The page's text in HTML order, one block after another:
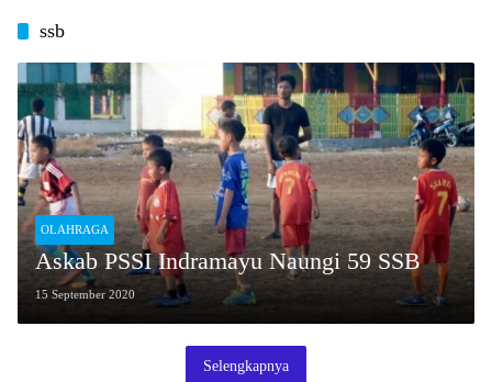
ssb
OLAHRAGA
Askab PSSI Indramayu Naungi 59 SSB
15 September 2020
Selengkapnya